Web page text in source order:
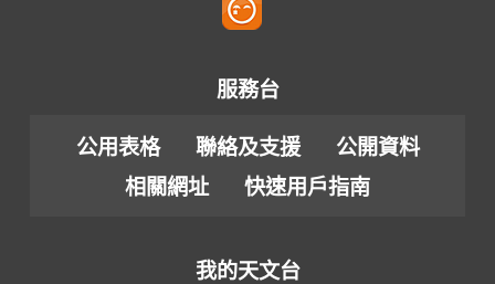
服務台
公用表格 聯絡及支援
公開資料
相關網址
快速用戶指南
我的天文台